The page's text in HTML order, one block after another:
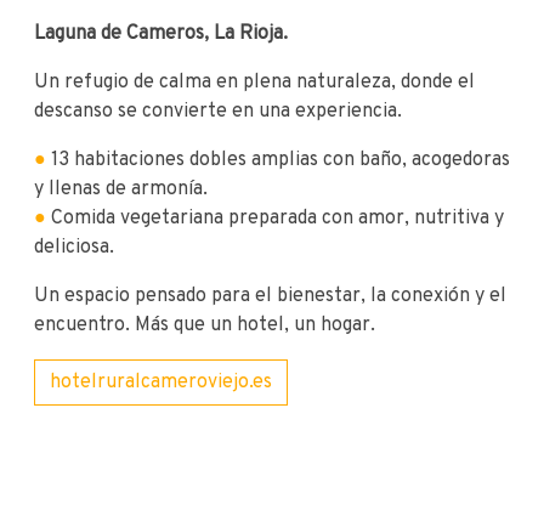
Laguna de Cameros, La Rioja.
Un refugio de calma en plena naturaleza, donde el
descanso se convierte en una experiencia.
● 13 habitaciones dobles amplias con baño, acogedoras
y llenas de armonía.
● Comida vegetariana preparada con amor, nutritiva y
deliciosa.
Un espacio pensado para el bienestar, la conexión y el
encuentro. Más que un hotel, un hogar.
hotelruralcameroviejo.es